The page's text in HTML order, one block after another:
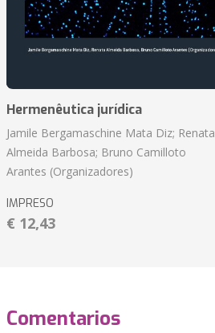
Hermenêutica jurídica
Jamile Bergamaschine Mata Diz; Renata
Almeida Barbosa; Bruno Camilloto
Arantes (Organizadores)
IMPRESO
€ 12,43
Comentarios